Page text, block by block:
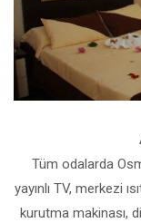
Tüm odalarda
yayınlı TV, merkezi
kurutma makinası,